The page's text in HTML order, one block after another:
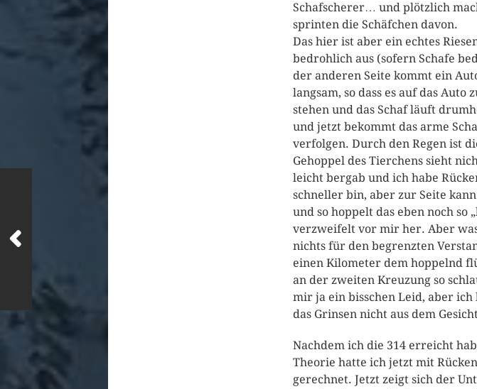
Schafscherer… und plötzlich
sprinten die Schäfchen davon.
Das hier ist aber ein echtes
bedrohlich aus (sofern Schafe
der anderen Seite kommt ein
langsam, so dass es auf das
stehen und das Schaf läuft
und jetzt bekommt das arme
verfolgen. Durch den Regen ist
Gehoppel des Tierchens sieht
leicht bergab und ich habe
schneller bin, aber zur Seite
und so hoppelt das eben noch so
verzweifelt vor mir her. Aber
nichts für den begrenzten
einen Kilometer dem hoppelnd
an der zweiten Kreuzung so
mir ja ein bisschen Leid, aber
das Grinsen nicht aus dem
Nachdem ich die 314 erreicht
Theorie hatte ich jetzt mit
gerechnet. Jetzt zeigt sich der